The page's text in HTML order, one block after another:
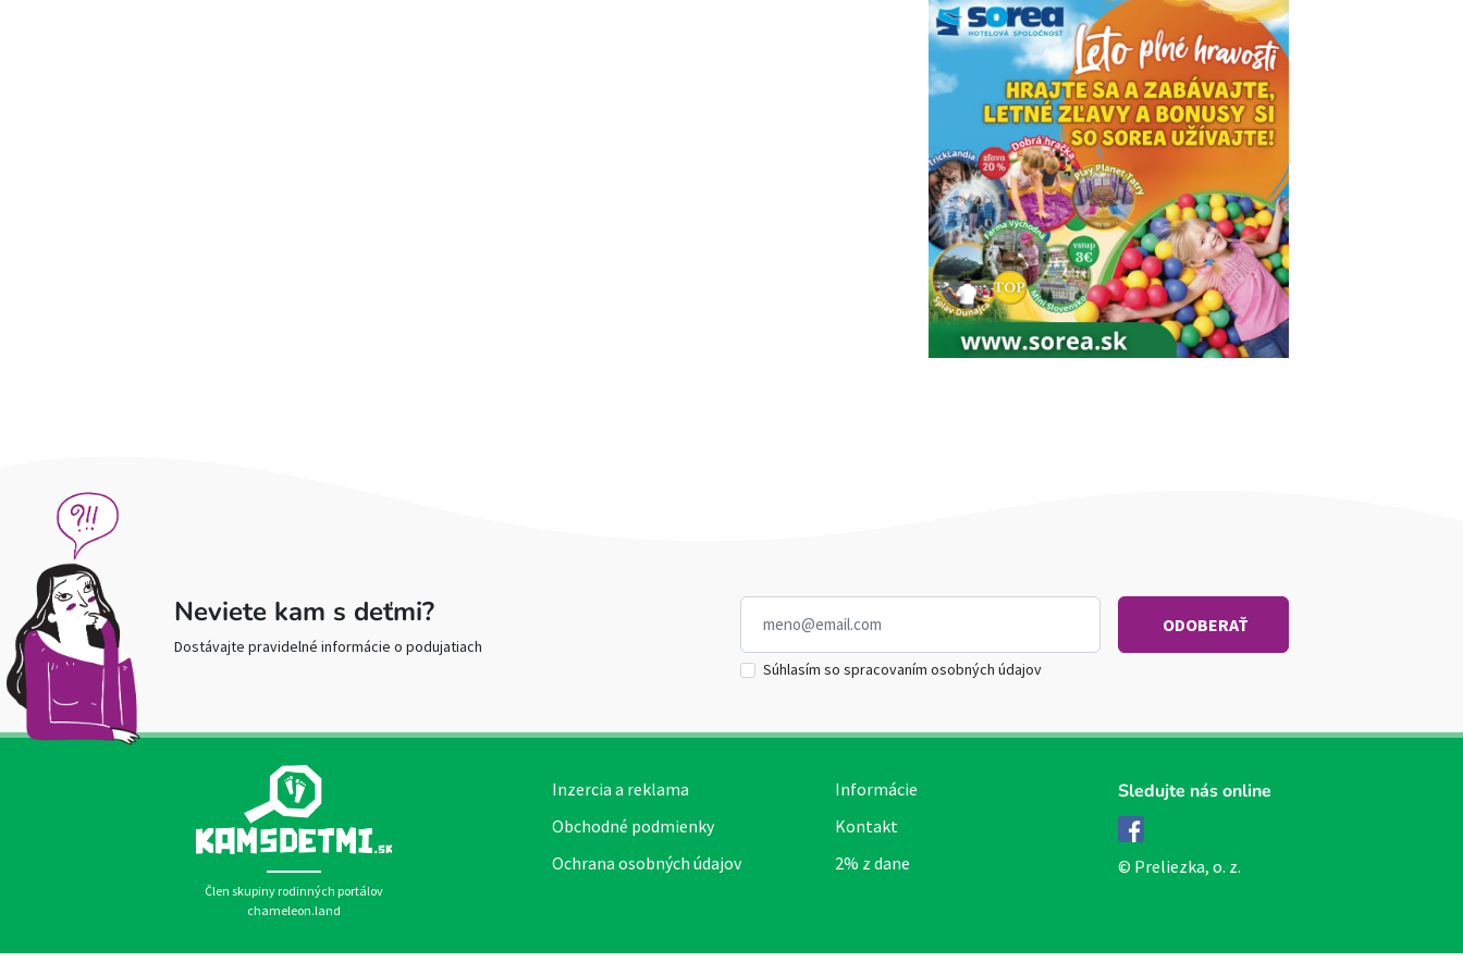
Neviete kam s deťmi?
Dostávajte pravidelné informácie o podujatiach
Súhlasím so spracovaním osobných údajov
Člen skupiny rodinných portálov
chameleon.land
Inzercia a reklama
Obchodné podmienky
Ochrana osobných údajov
Informácie
Kontakt
2% z dane
Sledujte nás online
© Preliezka, o. z.